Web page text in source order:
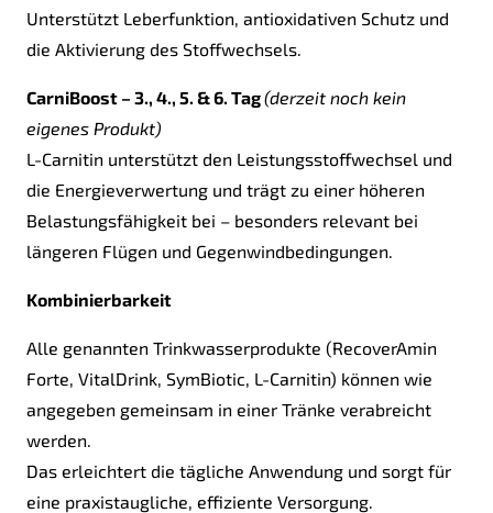
Unterstützt Leberfunktion, antioxidativen Schutz und
die Aktivierung des Stoffwechsels.
CarniBoost – 3., 4., 5. & 6. Tag(derzeit noch kein
eigenes Produkt)
L-Carnitin unterstützt den Leistungsstoffwechsel und
die Energieverwertung und trägt zu einer höheren
Belastungsfähigkeit bei – besonders relevant bei
längeren Flügen und Gegenwindbedingungen.
Kombinierbarkeit
Alle genannten Trinkwasserprodukte (RecoverAmin
Forte, VitalDrink, SymBiotic, L-Carnitin) können wie
angegeben gemeinsam in einer Tränke verabreicht
werden.
Das erleichtert die tägliche Anwendung und sorgt für
eine praxistaugliche, effiziente Versorgung.